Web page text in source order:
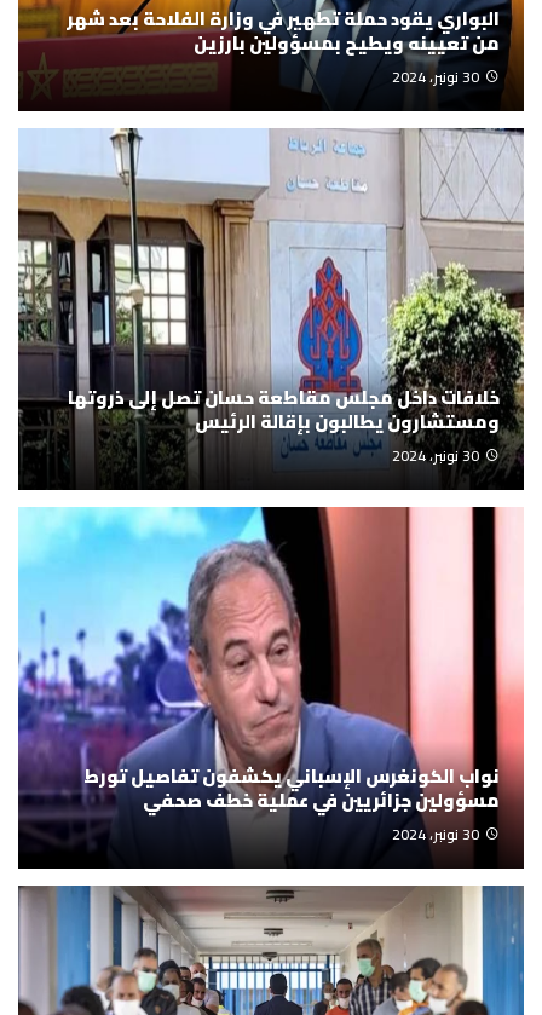
البواري يقود حملة تطهير في وزارة الفلاحة بعد شهر
من تعيينه ويطيح بمسؤولين بارزين
30 نونبر، 2024
خلافات داخل مجلس مقاطعة حسان تصل إلى ذروتها
ومستشارون يطالبون بإقالة الرئيس
30 نونبر، 2024
نواب الكونغرس الإسباني يكشفون تفاصيل تورط
مسؤولين جزائريين في عملية خطف صحفي
30 نونبر، 2024